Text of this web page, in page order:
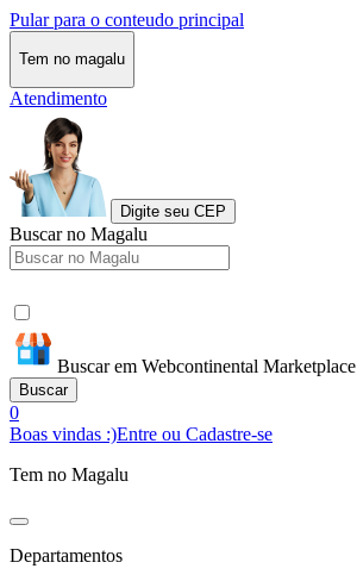
Pular para o conteudo principal
Tem no magalu
Atendimento
Digite seu CEP
Buscar no Magalu
Buscar em Webcontinental Marketplace
Buscar
0
Boas vindas :)Entre ou Cadastre-se
Tem no Magalu
Departamentos